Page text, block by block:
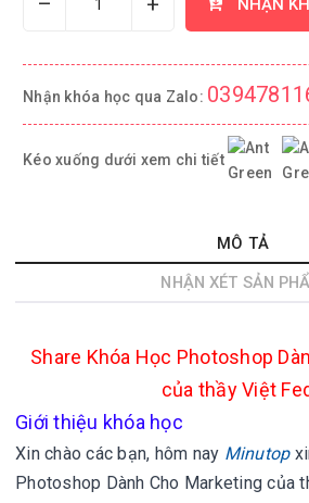
NHẬN
Nhận khóa học qua Zalo:
Kéo xuống dưới xem chi tiết
MÔ TẢ
NHẬN XÉT SẢN
Share Khóa Học Photoshop
của thầy Việt
Giới thiệu khóa học
Xin chào các bạn, hôm nay Minutop
Photoshop Dành Cho Marketing của